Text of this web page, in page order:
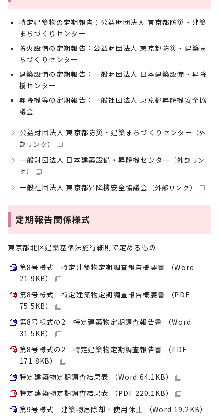
特定建築物の定期報告：公益財団法人 東京都防災・建築
まちづくりセンター
防火設備の定期報告：公益財団法人 東京都防災・建築ま
ちづくりセンター
建築設備の定期報告：一般財団法人 日本建築設備・昇降
機センター
昇降機等の定期報告：一般社団法人 東京都昇降機安全協
議会
公益財団法人 東京都防災・建築まちづくりセンター （外
部リンク）
一般財団法人 日本建築設備・昇降機センター （外部リン
ク）
一般社団法人 東京都昇降機安全協議会 （外部リンク）
定期報告関係様式
東京都北区建築基準法施行細則で定めるもの
第8号様式 特定建築物定期調査報告概要書 （Word
21.9KB）
第8号様式 特定建築物定期調査報告概要書 （PDF
75.5KB）
第8号様式の2 特定建築物定期調査報告書 （Word
31.5KB）
第8号様式の2 特定建築物定期調査報告書 （PDF
171.8KB）
特定建築物定期調査結果表 （Word 64.1KB）
特定建築物定期調査結果表 （PDF 220.1KB）
第9号様式 建築物届除却・使用休止 （Word 19.2KB）